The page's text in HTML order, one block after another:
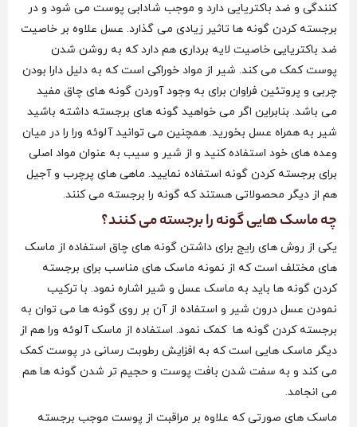
کنندگی و ضد باکتریایی دارد و موجب شادابی پوست می‌ شود و در
برجسته کردن گونه ها تاثیر زیادی می گذارد. عسل علاوه بر خاصیت
ضد باکتریایی خاصیت لایه برداری هم دارد که به روشن شدن
پوست کمک می کند. شیر از مواد خوراکی است که به دلیل دارا بودن
چربی و پروتئین فراوان برای به وجود آوردن گونه های چاق مفید
می باشد. بنابراین اگر می‌ خواهید گونه های برجسته داشته باشید
شیر به همراه عسل بخورید. همچنین می توانید آلوئه ورا را در میان
وعده های خود استفاده کنید و از شیر و سیب به عنوان مواد اصلی
برای برجسته کردن گونه استفاده نمایید. ماهی های پرچرب و آجیل
هم از دیگر محصولاتی هستند که گونه را برجسته می کنند.
چه ماسک هایی گونه را برجسته می کنند؟
یکی از روش های رایج برای داشتن گونه های چاق استفاده از ماسک
های مختلف است که از نمونه ماسک های مناسب برای برجسته
کردن گونه ها باید به ماسک عسل و شیر اشاره‌ نمود. با ترکیب
نمودن عسل درون شیر و استفاده از آن بر روی گونه ها می توان به
برجسته کردن گونه ها کمک نمود. استفاده از ماسک آلوئه ورا هم از
دیگر ماسک هایی است که به افزایش رطوبت رسانی در پوست کمک
می کند و به سفت شدن بافت پوست و حجیم تر شدن گونه ها هم
می‌ انجامد.
ماسک های صورتی که علاوه بر مراقبت از پوست موجب برجسته